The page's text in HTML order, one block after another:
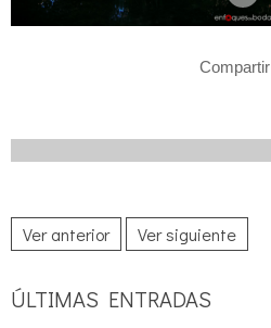
Compartir
Ver anterior Ver siguiente
ÚLTIMAS ENTRADAS